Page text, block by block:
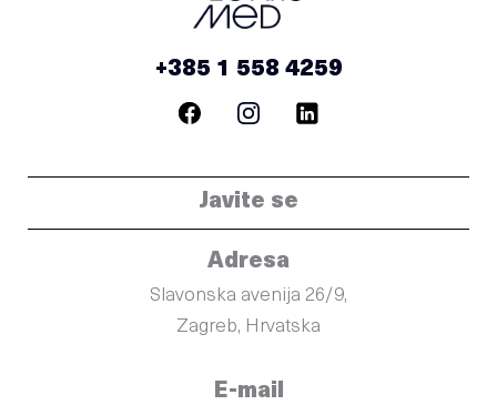
+385 1 558 4259
Javite se
Adresa
Slavonska avenija 26/9,
Zagreb, Hrvatska
E-mail